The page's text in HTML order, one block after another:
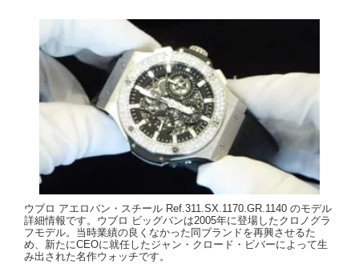
ウブロ アエロバン・スチール Ref.311.SX.1170.GR.1140 のモデル
詳細情報です。ウブロ ビッグバンは2005年に登場したクロノグラ
フモデル。当時業績の良くなかった同ブランドを再興させるた
め、新たにCEOに就任したジャン・クロード・ビバーによって生
み出された名作ウォッチです。